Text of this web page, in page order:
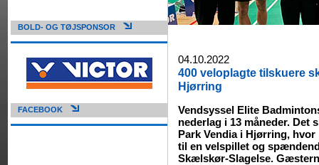
BOLD- OG TØJSPONSOR
FACEBOOK
04.10.2022
400 veloplagte tilskuere
Hjørring
Vendsyssel Elite
nederlag i 13 måneder. Det
Park Vendia i Hjørring,
til en velspillet og
Skælskør-Slagelse.